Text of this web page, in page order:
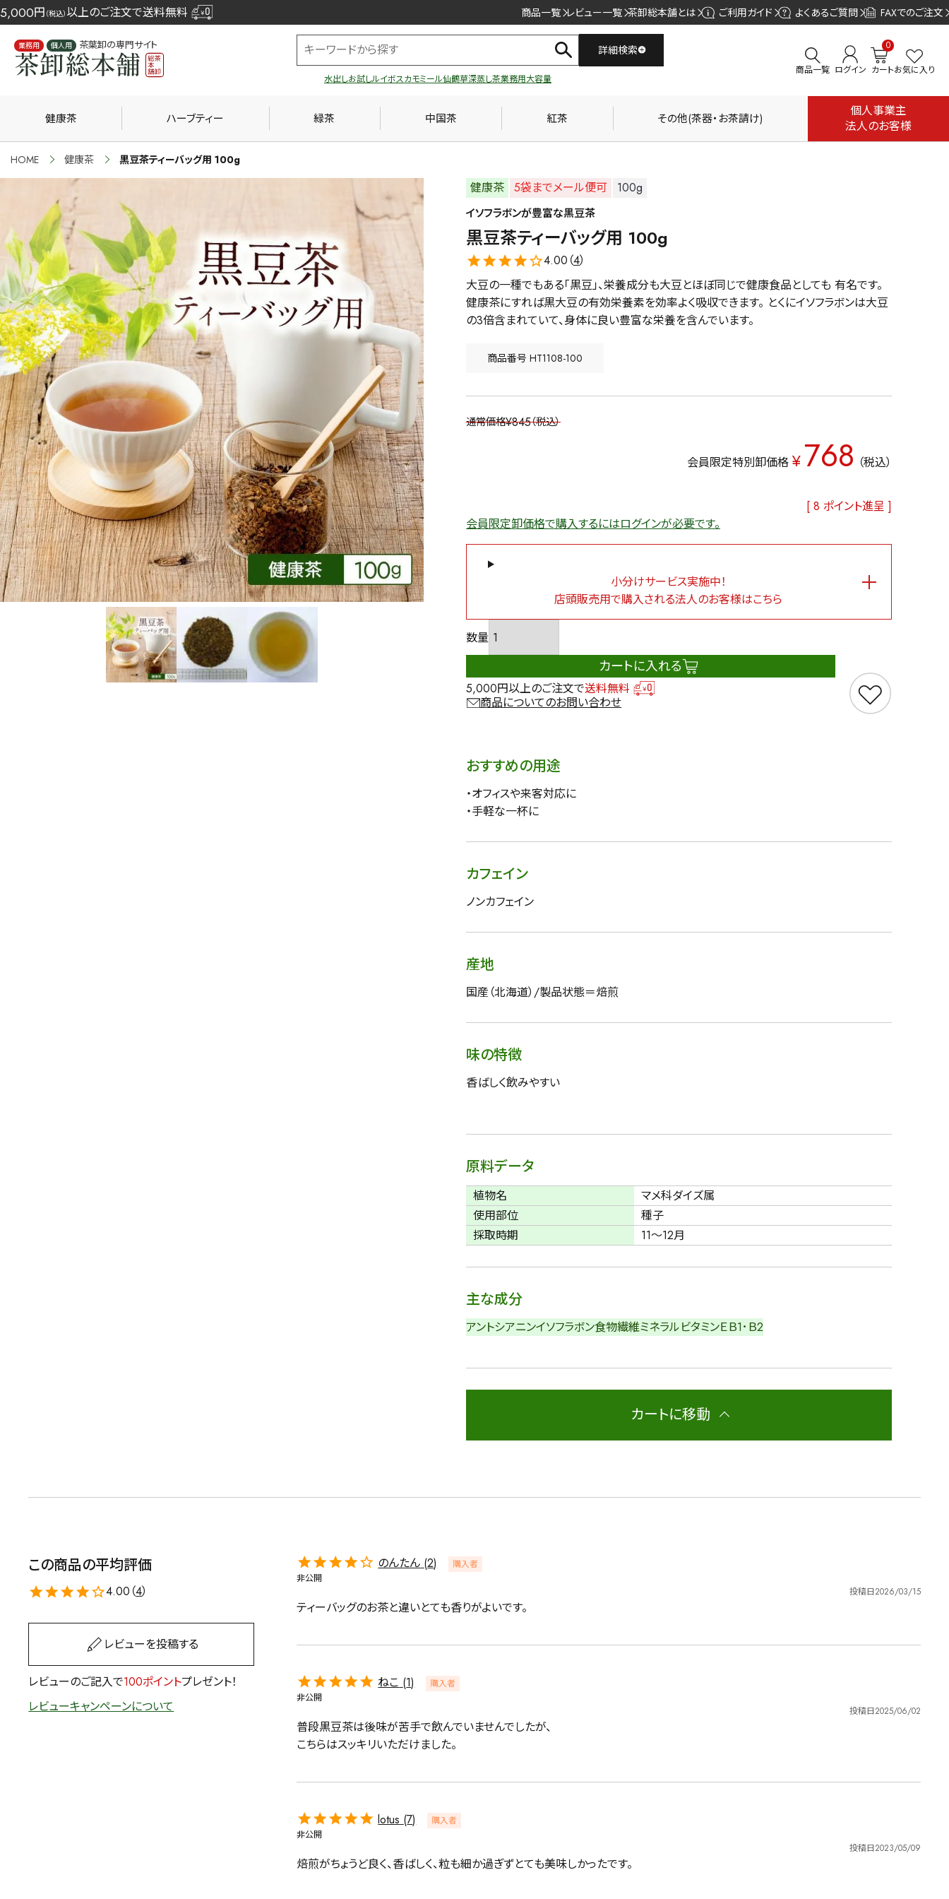
5,000円 （税込） 以上のご注文で送料無料 商品一覧 レビュー一覧 茶卸総本舗とは ご利用ガイド よくあるご質問 FAXでのご注文
業務用 個人用 茶葉卸の専門サイト
水出しお試しルイボスカモミール仙鶴草深蒸し茶業務用大容量
詳細検索
詳細検索
健康茶
容量を選択
検索
商品一覧 ログイン カート
0
お気に入り
健康茶 ハーブティー 緑茶 中国茶 紅茶 その他(茶器・お茶請け)
個人事業主
法人のお客様
HOME 健康茶 黒豆茶ティーバッグ用 100g
健康茶 5袋までメール便可 100g
イソフラボンが豊富な黒豆茶
黒豆茶ティーバッグ用 100g
4.00（4）
大豆の一種でもある「黒豆」、栄養成分も大豆とほぼ同じで健康食品としても 有名です。
健康茶にすれば黒大豆の有効栄養素を効率よく吸収できます。 とくにイソフラボンは大豆
の3倍含まれていて、身体に良い豊富な栄養を含んでいます。
商品番号 HT1108-100
通常価格¥845 税込
会員限定特別卸価格 ¥768 税込
[ 8 ポイント進呈 ]
会員限定卸価格で購入するにはログインが必要です。
小分けサービス実施中！
店頭販売用で購入される法人のお客様はこちら
カートに入れる
5,000円以上のご注文で送料無料
商品についてのお問い合わせ
おすすめの用途
・オフィスや来客対応に
・手軽な一杯に
カフェイン
ノンカフェイン
産地
国産（北海道）/製品状態＝焙煎
味の特徴
香ばしく飲みやすい
原料データ
植物名
マメ科ダイズ属
使用部位
種子
採取時期
11～12月
主な成分
アントシアニンイソフラボン食物繊維ミネラルビタミンＥＢ1･Ｂ2
カートに移動
この商品の平均評価
4.00（4）
レビューを投稿する
レビューのご記入で100ポイントプレゼント！
レビューキャンペーンについて
のんたん 2
購入者
非公開
投稿日2026/03/15
ティーバッグのお茶と違いとても香りがよいです。
ねこ 1
購入者
非公開
投稿日2025/06/02
普段黒豆茶は後味が苦手で飲んでいませんでしたが、
こちらはスッキリいただけました。
lotus 7
購入者
非公開
投稿日2023/05/09
焙煎がちょうど良く、香ばしく、粒も細か過ぎずとても美味しかったです。